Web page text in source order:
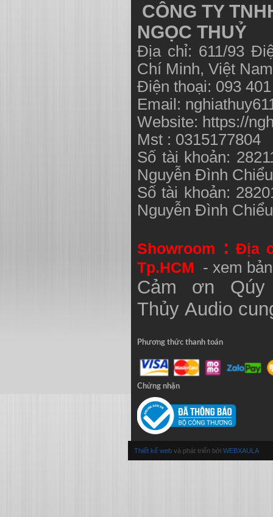
CÔNG TY
NGỌC THUỶ
Địa chỉ: 611/93
Chí Minh, Việt
Điện thoại: 093
Email:
Website: https://
Mst : 0315177804
Số tài khoản:
Nguyễn Đình
Số tài khoản:
Nguyễn Đình
Showroom : Địa
Tp.HCM - xem
Cảm ơn
Thủy Audio
Phương thức thanh toán
Chứng nhận
Thiết kế web và phát triển bởi WEBXAULA